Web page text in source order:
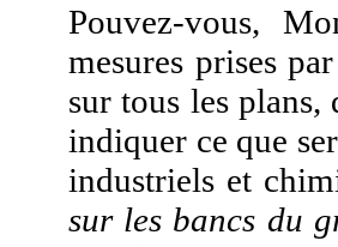
Pouvez-vous,
mesures prises
sur tous les plans,
indiquer ce que
industriels et
sur les bancs du